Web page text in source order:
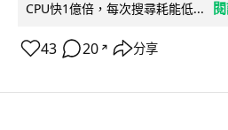
CPU快1億倍，每次搜尋耗能低...
43 20 ↗ 分享